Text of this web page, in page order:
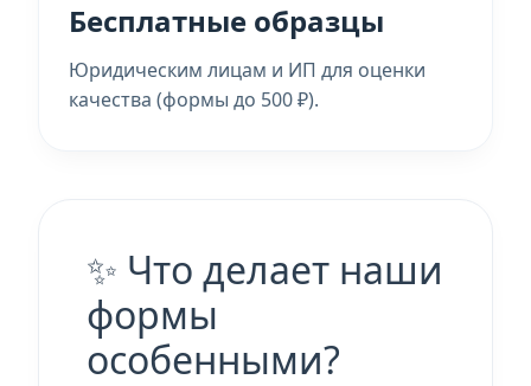
Бесплатные образцы
Юридическим лицам и ИП для оценки
качества (формы до 500 ₽).
✨ Что делает наши
формы
особенными?